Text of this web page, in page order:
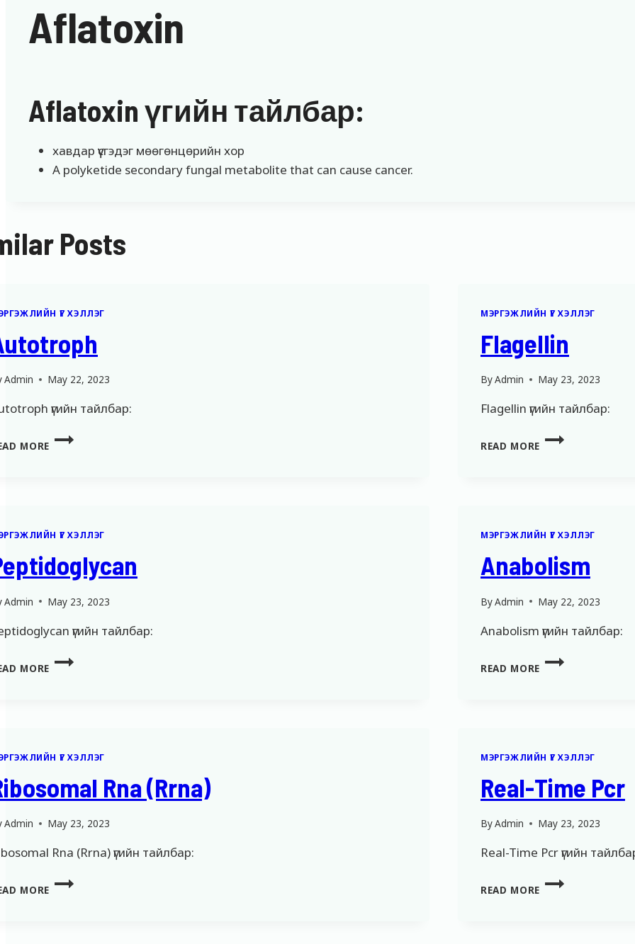
Aflatoxin
Aflatoxin үгийн тайлбар:
хавдар үүсгэдэг мөөгөнцөрийн хор
A polyketide secondary fungal metabolite that can cause cancer.
Posts
ҮГ ХЭЛЛЭГ
Admin May 22, 2023
үгийн тайлбар:
MORE
AUTOTROPH
МЭРГЭЖЛИЙН ҮГ ХЭЛЛЭГ
Flagellin
ByAdmin May 23, 2023
Flagellin үгийн тайлбар:
READ MORE
FLAGELLIN
ҮГ ХЭЛЛЭГ
Admin May 23, 2023
үгийн тайлбар:
MORE
PEPTIDOGLYCAN
МЭРГЭЖЛИЙН ҮГ ХЭЛЛЭГ
Anabolism
ByAdmin May 22, 2023
Anabolism үгийн тайлбар:
READ MORE
ANABOLISM
ҮГ ХЭЛЛЭГ
Rna (Rrna)
Admin May 23, 2023
Rna (Rrna) үгийн тайлбар:
MORE
RIBOSOMAL
МЭРГЭЖЛИЙН ҮГ ХЭЛЛЭГ
Real-Time Pcr
ByAdmin May 23, 2023
Real-Time Pcr үгийн
READ MORE
REAL-